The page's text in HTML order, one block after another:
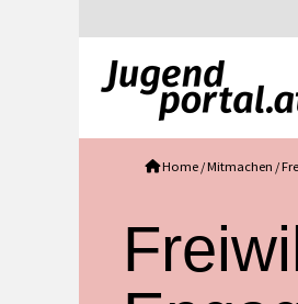
Home /Mitmachen /